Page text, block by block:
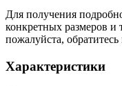
Для получения
конкретных размеров и
пожалуйста,
Характеристики